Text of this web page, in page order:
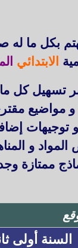
بكل ما له
الابتدائي
تسهيل كل
و مواضيع
توجيهات
و
ممتازة
السنة أولى